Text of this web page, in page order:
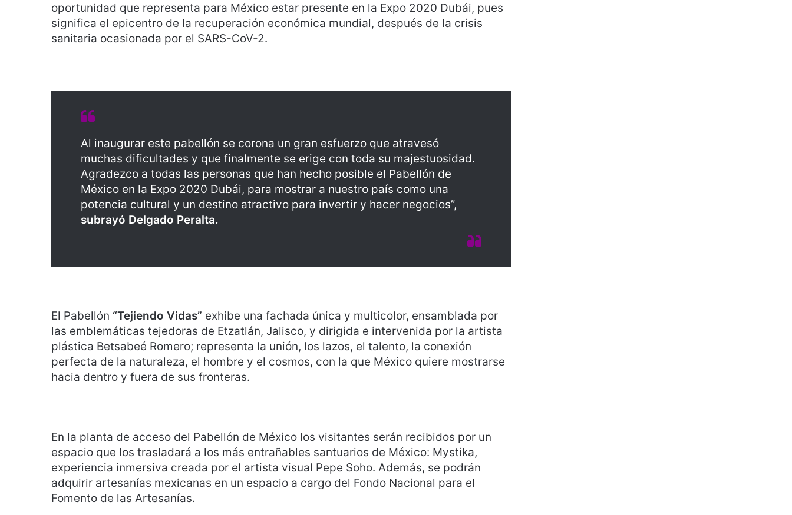
oportunidad que representa para México estar presente en la Expo 2020 Dubái, pues
significa el epicentro de la recuperación económica mundial, después de la crisis
sanitaria ocasionada por el SARS-CoV-2.
Al inaugurar este pabellón se corona un gran esfuerzo que atravesó
muchas dificultades y que finalmente se erige con toda su majestuosidad.
Agradezco a todas las personas que han hecho posible el Pabellón de
México en la Expo 2020 Dubái, para mostrar a nuestro país como una
potencia cultural y un destino atractivo para invertir y hacer negocios”,
subrayó Delgado Peralta.
El Pabellón “Tejiendo Vidas” exhibe una fachada única y multicolor, ensamblada por
las emblemáticas tejedoras de Etzatlán, Jalisco, y dirigida e intervenida por la artista
plástica Betsabeé Romero; representa la unión, los lazos, el talento, la conexión
perfecta de la naturaleza, el hombre y el cosmos, con la que México quiere mostrarse
hacia dentro y fuera de sus fronteras.
En la planta de acceso del Pabellón de México los visitantes serán recibidos por un
espacio que los trasladará a los más entrañables santuarios de México: Mystika,
experiencia inmersiva creada por el artista visual Pepe Soho. Además, se podrán
adquirir artesanías mexicanas en un espacio a cargo del Fondo Nacional para el
Fomento de las Artesanías.